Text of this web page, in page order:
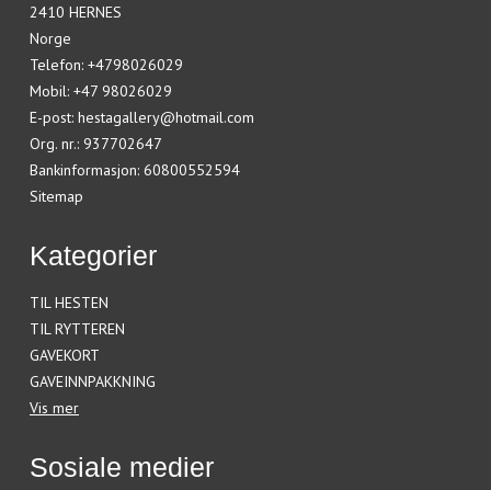
2410 HERNES
Norge
Telefon: +4798026029
Mobil: +47 98026029
E-post: hestagallery@hotmail.com
Org. nr.: 937702647
Bankinformasjon: 60800552594
Sitemap
Kategorier
TIL HESTEN
TIL RYTTEREN
GAVEKORT
GAVEINNPAKKNING
Vis mer
Sosiale medier